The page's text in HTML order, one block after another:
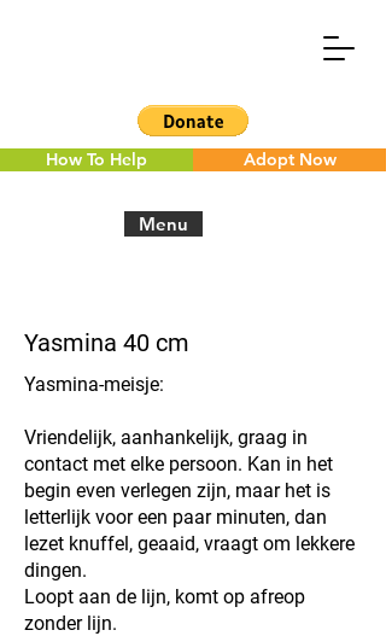
How To Help Adopt Now
Menu
Yasmina 40 cm
Yasmina-meisje:
Vriendelijk, aanhankelijk, graag in
contact met elke persoon. Kan in het
begin even verlegen zijn, maar het is
letterlijk voor een paar minuten, dan
lezet knuffel, geaaid, vraagt om lekkere
dingen.
Loopt aan de lijn, komt op afreop
zonder lijn.